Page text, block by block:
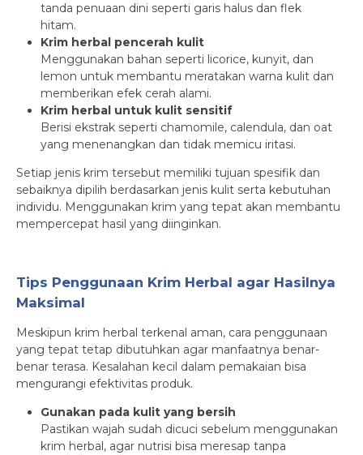
tanda penuaan dini seperti garis halus dan flek
hitam.
Krim herbal pencerah kulit
Menggunakan bahan seperti licorice, kunyit, dan
lemon untuk membantu meratakan warna kulit dan
memberikan efek cerah alami.
Krim herbal untuk kulit sensitif
Berisi ekstrak seperti chamomile, calendula, dan oat
yang menenangkan dan tidak memicu iritasi.
Setiap jenis krim tersebut memiliki tujuan spesifik dan
sebaiknya dipilih berdasarkan jenis kulit serta kebutuhan
individu. Menggunakan krim yang tepat akan membantu
mempercepat hasil yang diinginkan.
Tips Penggunaan Krim Herbal agar Hasilnya
Maksimal
Meskipun krim herbal terkenal aman, cara penggunaan
yang tepat tetap dibutuhkan agar manfaatnya benar-
benar terasa. Kesalahan kecil dalam pemakaian bisa
mengurangi efektivitas produk.
Gunakan pada kulit yang bersih
Pastikan wajah sudah dicuci sebelum menggunakan
krim herbal, agar nutrisi bisa meresap tanpa